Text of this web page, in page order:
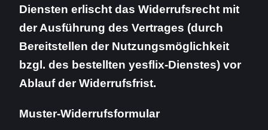
Diensten erlischt das Widerrufsrecht mit
der Ausführung des Vertrages (durch
Bereitstellen der Nutzungsmöglichkeit
bzgl. des bestellten yesflix-Dienstes) vor
Ablauf der Widerrufsfrist.
Muster-Widerrufsformular